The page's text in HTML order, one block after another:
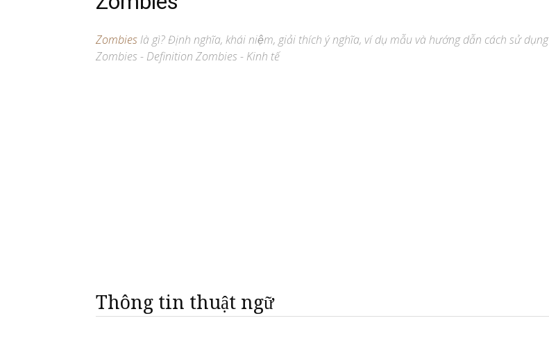
Zombieslà gì? Định nghĩa, khái niệm, giải thích ý nghĩa, ví dụ mẫu và hướng dẫn cách sử dụng
Zombies - Definition Zombies - Kinh tế
Thông tin thuật ngữ